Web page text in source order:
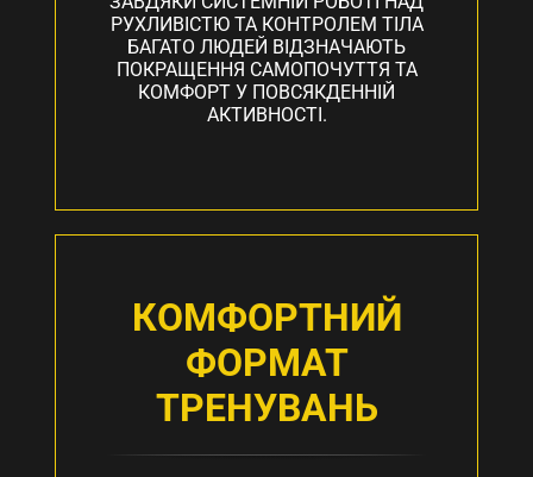
РУХЛИВІСТЮ ТА КОНТРОЛЕМ ТІЛА
БАГАТО ЛЮДЕЙ ВІДЗНАЧАЮТЬ
ПОКРАЩЕННЯ САМОПОЧУТТЯ ТА
КОМФОРТ У ПОВСЯКДЕННІЙ
АКТИВНОСТІ.
КОМФОРТНИЙ
ФОРМАТ
ТРЕНУВАНЬ